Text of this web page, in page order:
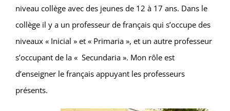
niveau collège avec des jeunes de 12 à 17 ans. Dans le
collège il y a un professeur de français qui s’occupe des
niveaux « Inicial » et « Primaria », et un autre professeur
s’occupant de la « Secundaria ». Mon rôle est
d’enseigner le français appuyant les professeurs
présents.